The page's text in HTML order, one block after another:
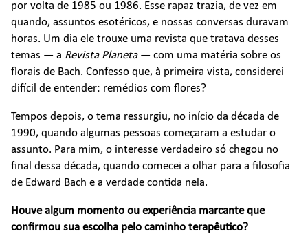
por volta de 1985 ou 1986. Esse rapaz trazia, de vez em
quando, assuntos esotéricos, e nossas conversas duravam
horas. Um dia ele trouxe uma revista que tratava desses
temas — a Revista Planeta— com uma matéria sobre os
florais de Bach. Confesso que, à primeira vista, considerei
difícil de entender: remédios com flores?
Tempos depois, o tema ressurgiu, no início da década de
1990, quando algumas pessoas começaram a estudar o
assunto. Para mim, o interesse verdadeiro só chegou no
final dessa década, quando comecei a olhar para a filosofia
de Edward Bach e a verdade contida nela.
Houve algum momento ou experiência marcante que
confirmou sua escolha pelo caminho terapêutico?